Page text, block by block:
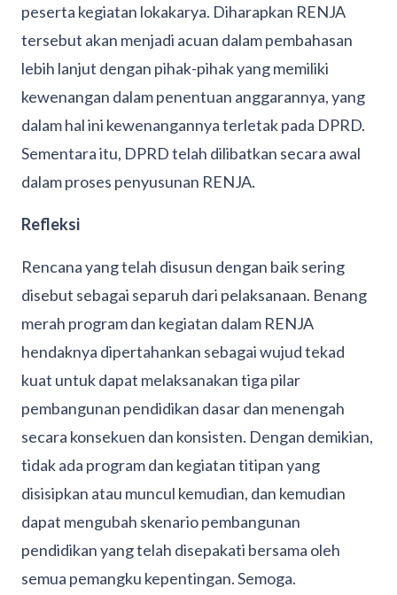
peserta kegiatan lokakarya. Diharapkan RENJA
tersebut akan menjadi acuan dalam pembahasan
lebih lanjut dengan pihak-pihak yang memiliki
kewenangan dalam penentuan anggarannya, yang
dalam hal ini kewenangannya terletak pada DPRD.
Sementara itu, DPRD telah dilibatkan secara awal
dalam proses penyusunan RENJA.
Refleksi
Rencana yang telah disusun dengan baik sering
disebut sebagai separuh dari pelaksanaan. Benang
merah program dan kegiatan dalam RENJA
hendaknya dipertahankan sebagai wujud tekad
kuat untuk dapat melaksanakan tiga pilar
pembangunan pendidikan dasar dan menengah
secara konsekuen dan konsisten. Dengan demikian,
tidak ada program dan kegiatan titipan yang
disisipkan atau muncul kemudian, dan kemudian
dapat mengubah skenario pembangunan
pendidikan yang telah disepakati bersama oleh
semua pemangku kepentingan. Semoga.